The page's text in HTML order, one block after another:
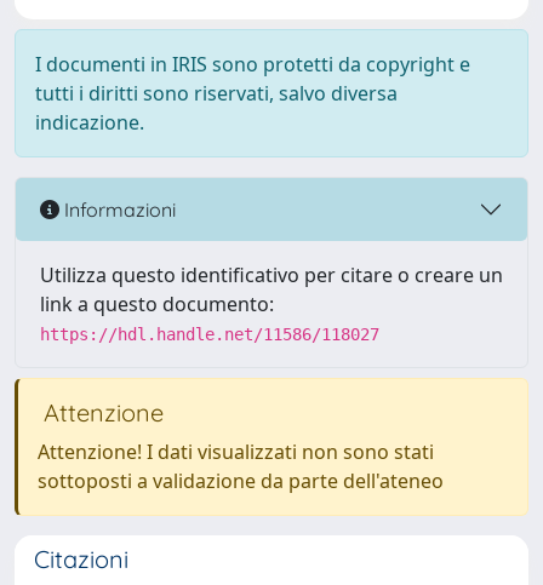
I documenti in IRIS sono protetti da copyright e
tutti i diritti sono riservati, salvo diversa
indicazione.
Informazioni
Utilizza questo identificativo per citare o creare un
link a questo documento:
https://hdl.handle.net/11586/118027
Attenzione
Attenzione! I dati visualizzati non sono stati
sottoposti a validazione da parte dell'ateneo
Citazioni